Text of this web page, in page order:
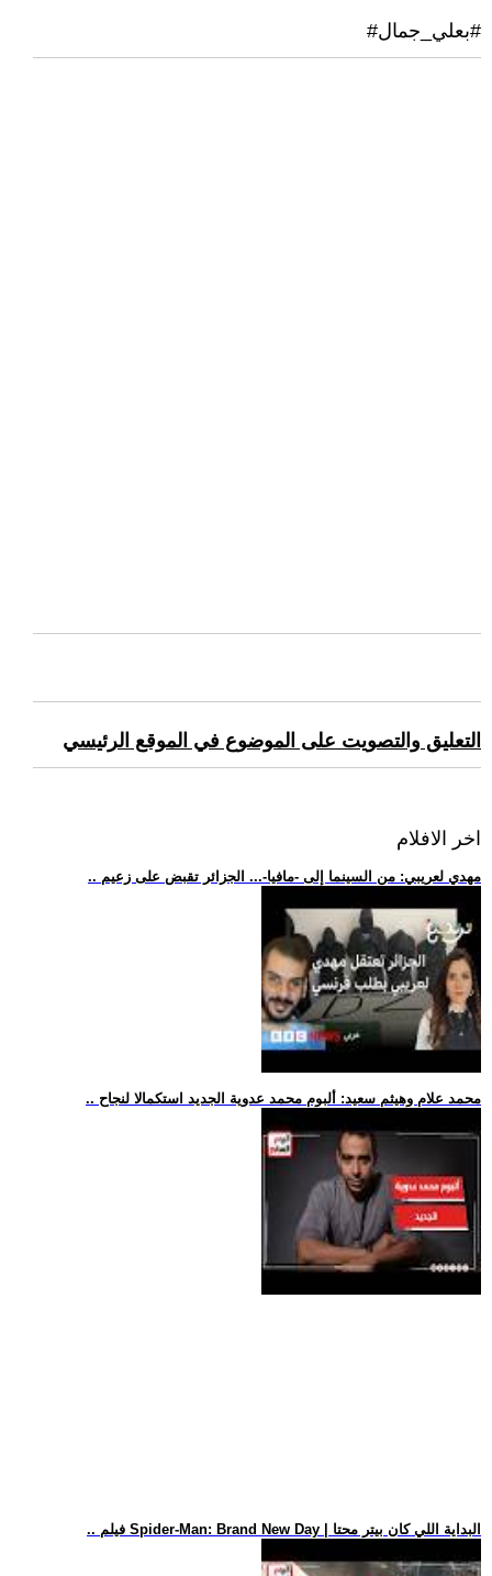
#بعلي_جمال#
التعليق والتصويت على الموضوع في الموقع الرئيسي
اخر الافلام
.. مهدي لعريبي: من السينما إلى -مافيا-... الجزائر تقبض على زعيم
.. محمد علام وهيثم سعيد: ألبوم محمد عدوية الجديد استكمالا لنجاح
.. فيلم Spider-Man: Brand New Day | البداية اللي كان بيتر محتا